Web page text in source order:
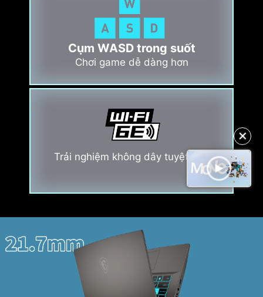
✕
Cụm WASD trong suốt
Chơi game dễ dàng hơn
Trải nghiệm không dây tuyệt hảo